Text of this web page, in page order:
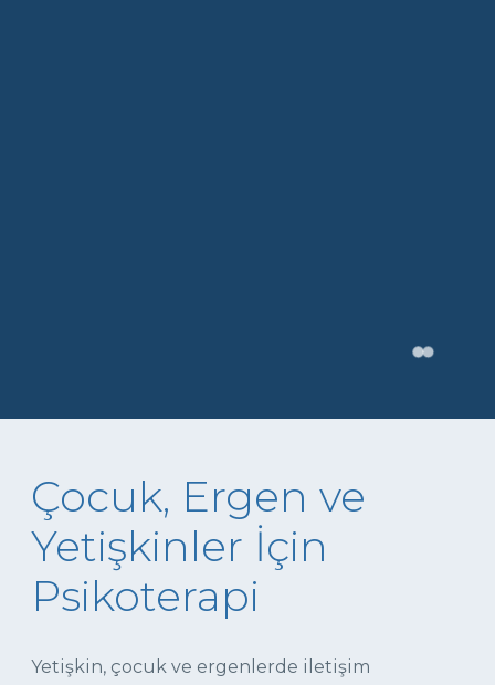
Çocuk, Ergen ve
Yetişkinler İçin
Psikoterapi
Yetişkin, çocuk ve ergenlerde iletişim